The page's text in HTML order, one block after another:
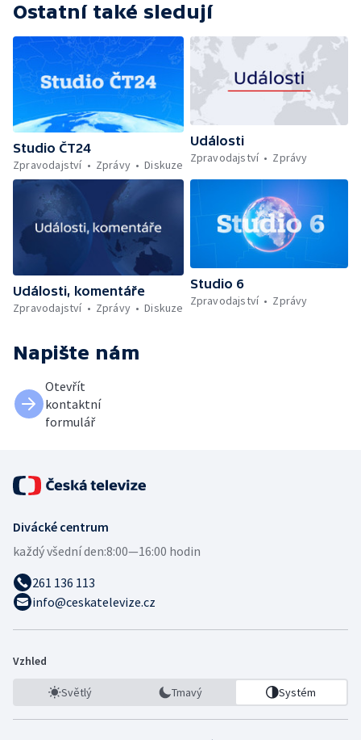
Ostatní také sledují
Studio ČT24
Zpravodajství
Zprávy Diskuze
Události
Zpravodajství
Zprávy
Události, komentáře
Zpravodajství
Zprávy Diskuze
Studio 6
Zpravodajství
Zprávy
Napište nám
Otevřít
kontaktní
formulář
Divácké centrum
každý všední den:8:00—16:00 hodin
261 136 113
info@ceskatelevize.cz
Vzhled
Světlý Tmavý Systém